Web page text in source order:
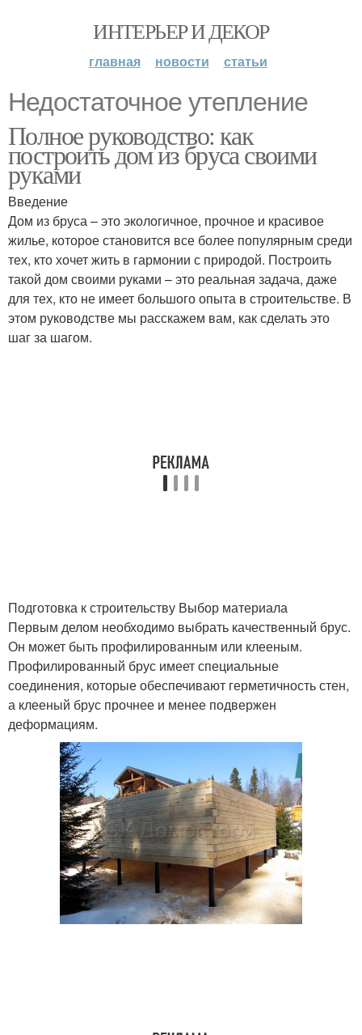
ИНТЕРЬЕР И ДЕКОР
главная новости статьи
Недостаточное утепление
Полное руководство: как
построить дом из бруса своими
руками
Введение
Дом из бруса – это экологичное, прочное и красивое
жилье, которое становится все более популярным среди
тех, кто хочет жить в гармонии с природой. Построить
такой дом своими руками – это реальная задача, даже
для тех, кто не имеет большого опыта в строительстве. В
этом руководстве мы расскажем вам, как сделать это
шаг за шагом.
Подготовка к строительству Выбор материала
Первым делом необходимо выбрать качественный брус.
Он может быть профилированным или клееным.
Профилированный брус имеет специальные
соединения, которые обеспечивают герметичность стен,
а клееный брус прочнее и менее подвержен
деформациям.